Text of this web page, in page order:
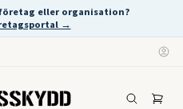
eller organisation?
→